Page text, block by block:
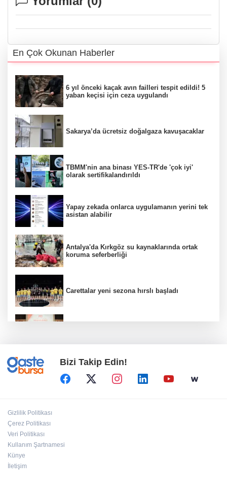
En Çok Okunan Haberler
6 yıl önceki kaçak avın failleri tespit edildi! 5
yaban keçisi için ceza uygulandı
Sakarya’da ücretsiz doğalgaza kavuşacaklar
TBMM'nin ana binası YES-TR'de 'çok iyi'
olarak sertifikalandırıldı
Yapay zekada onlarca uygulamanın yerini tek
asistan alabilir
Antalya'da Kırkgöz su kaynaklarında ortak
koruma seferberliği
Carettalar yeni sezona hırslı başladı
CHP Grup Başkanvekili Kılıç’tan
'silahsızlanma' vurgusu
Bizi Takip Edin!
Gizlilik Politikası
Çerez Politikası
Veri Politikası
Kullanım Şartnamesi
Künye
İletişim